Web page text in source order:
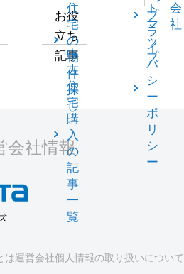
住
宅
の
物
件
探
し
お役
立ち
記事
中
古
住
宅
購
入
の
記
事
一
覧
ト
マ
ッ
プ
会
社
プ
ラ
イ
バ
シ
ー
ポ
リ
シ
ー
会社情報
は運営会社個人情報の取り扱いについて